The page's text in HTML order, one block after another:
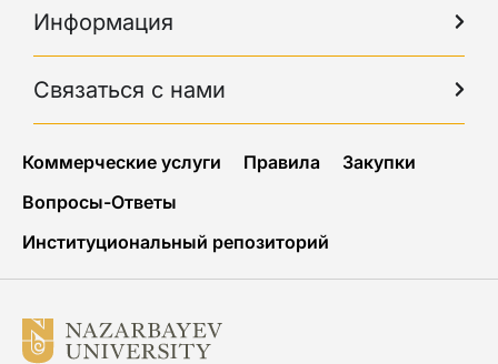
Информация
Связаться с нами
Коммерческие услуги Правила
Закупки
Вопросы-Ответы
Институциональный репозиторий